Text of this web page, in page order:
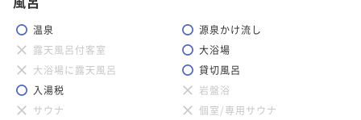
温泉
源泉かけ流し
露天風呂付客室
大浴場
大浴場に露天風呂
貸切風呂
入湯税
岩盤浴
サウナ
個室/専用サウナ